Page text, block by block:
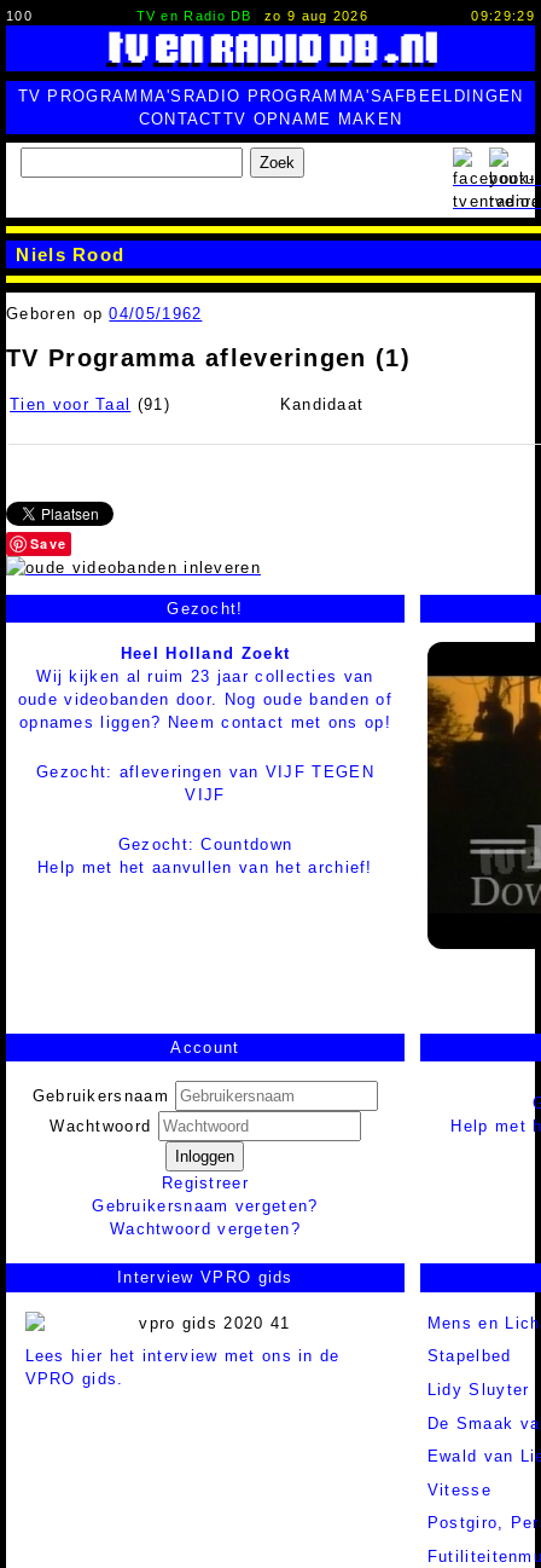
100 TV en Radio DB zo 9 aug 2026 09:29:30
TV PROGRAMMA'S RADIO PROGRAMMA'SAFBEELDINGEN
CONTACTTV OPNAME MAKEN
Zoek
Niels Rood
Geboren op04/05/1962
TV Programma afleveringen (1)
Tien voor Taal (91) Kandidaat
Save
Gezocht!
Heel Holland Zoekt
Wij kijken al ruim 23 jaar collecties van
oude videobanden door. Nog oude banden of
opnames liggen? Neem contact met ons op!
Gezocht: afleveringen van VIJF TEGEN
VIJF
Gezocht: Countdown
Help met het aanvullen van het archief!
Account
Gebruikersnaam
Wachtwoord
Inloggen
Registreer
Gebruikersnaam vergeten?
Wachtwoord vergeten?
Help met
Interview VPRO gids
Lees hier het interview met ons in de
VPRO gids.
Mens en
Stapelbed
Lidy Sluyter
De Smaak
Ewald van
Vitesse
Postgiro,